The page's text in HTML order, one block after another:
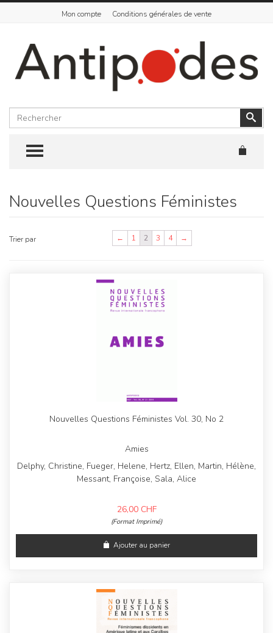
Mon compte Conditions générales de vente
Rechercher
TOGGLE MENU
Skip
content
Nouvelles Questions Féministes
Trier par
Nouvelles Questions Féministes Vol. 30, No 2
Amies
Delphy, Christine, Fueger, Helene, Hertz, Ellen, Martin, Hélène,
Messant, Françoise, Sala, Alice
26,00 CHF
(Format Imprimé)
Ajouter au panier
← 1 2 3 4 →